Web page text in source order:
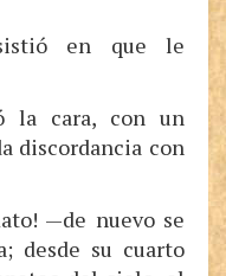
en que le
la cara, con un
discordancia con
—de nuevo se
desde su cuarto